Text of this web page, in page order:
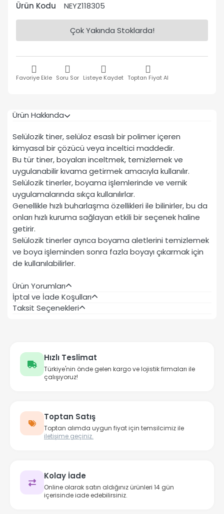
Ürün Kodu
NEYZ118305
Çok Yakında Stoklarda!
Favoriye Ekle Soru Sor Listeye Kaydet Toptan Fiyat Al
Ürün Hakkında
Selülozik tiner, selüloz esaslı bir polimer içeren
kimyasal bir çözücü veya inceltici maddedir.
Bu tür tiner, boyaları inceltmek, temizlemek ve
uygulanabilir kıvama getirmek amacıyla kullanılır.
Selülozik tinerler, boyama işlemlerinde ve vernik
uygulamalarında sıkça kullanılırlar.
Genellikle hızlı buharlaşma özellikleri ile bilinirler, bu da
onları hızlı kuruma sağlayan etkili bir seçenek haline
getirir.
Selülozik tinerler ayrıca boyama aletlerini temizlemek
ve boya işleminden sonra fazla boyayı çıkarmak için
de kullanılabilirler.
Ürün Yorumları
İptal ve İade Koşulları
Taksit Seçenekleri
Hızlı Teslimat
Türkiye'nin önde gelen kargo ve lojistik firmaları ile
çalışıyoruz!
Toptan Satış
Toptan alımda uygun fiyat için temsilcimiz ile
iletişime geçiniz.
Kolay İade
Online olarak satın aldığınız ürünleri 14 gün
içerisinde iade edebilirsiniz.